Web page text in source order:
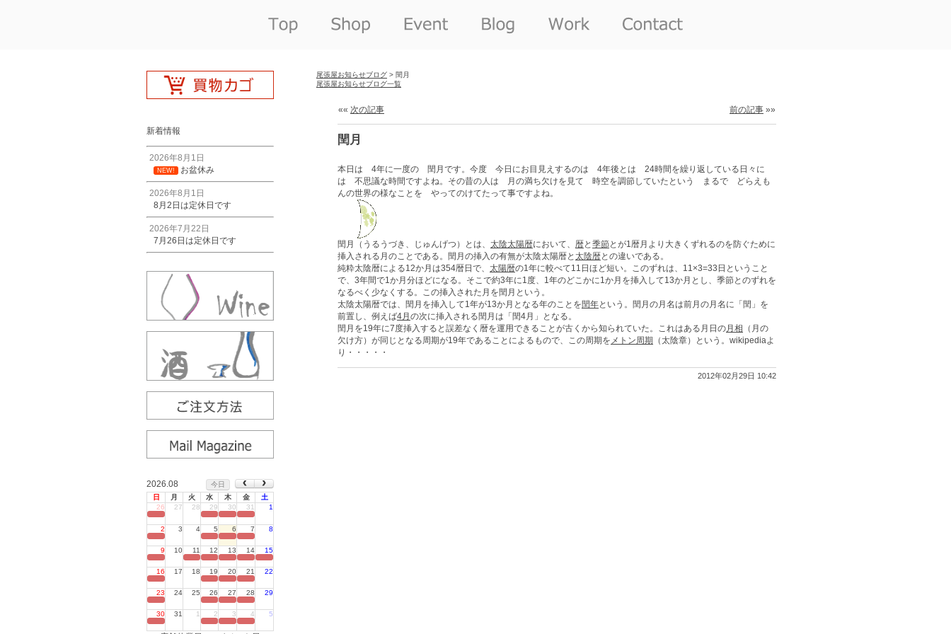
新着情報
2026年8月1日
NEW! お盆休み
2026年8月1日
8月2日は定休日です
2026年7月22日
7月26日は定休日です
2026.08
今日
日
月 火 水 木 金
土
26
27 28 29 30 31 1
2 3 4 5 6 7 8
9 10 11 12 13 14 15
16 17 18 19 20 21 22
23 24 25 26 27 28 29
30 31 1 2 3 4 5
尾張屋お知らせブログ > 閏月
尾張屋お知らせブログ一覧
«« 次の記事 前の記事 »»
閏月
本日は 4年に一度の 閏月です。今度 今日にお目見えするのは 4年後とは 24時間を繰り返している日々に
は 不思議な時間ですよね。その昔の人は 月の満ち欠けを見て 時空を調節していたという まるで どらえも
んの世界の様なことを やってのけてたって事ですよね。
閏月（うるうづき、じゅんげつ）とは、 太陰太陽暦において、 暦と 季節とが1暦月より大きくずれるのを防ぐために
挿入される月のことである。閏月の挿入の有無が太陰太陽暦と 太陰暦との違いである。
純粋太陰暦による12か月は354暦日で、 太陽暦の1年に較べて11日ほど短い。このずれは、11×3=33日ということ
で、3年間で1か月分ほどになる。そこで約3年に1度、1年のどこかに1か月を挿入して13か月とし、季節とのずれを
なるべく少なくする。この挿入された月を閏月という。
太陰太陽暦では、閏月を挿入して1年が13か月となる年のことを閏年という。閏月の月名は前月の月名に「閏」を
前置し、例えば4月 の次に挿入される閏月は「閏4月」となる。
閏月を19年に7度挿入すると誤差なく暦を運用できることが古くから知られていた。これはある月日の月相 （月の
欠け方）が同じとなる周期が19年であることによるもので、この周期を メトン周期 （太陰章）という。wikipediaよ
り・・・・・
2012年02月29日 10:42